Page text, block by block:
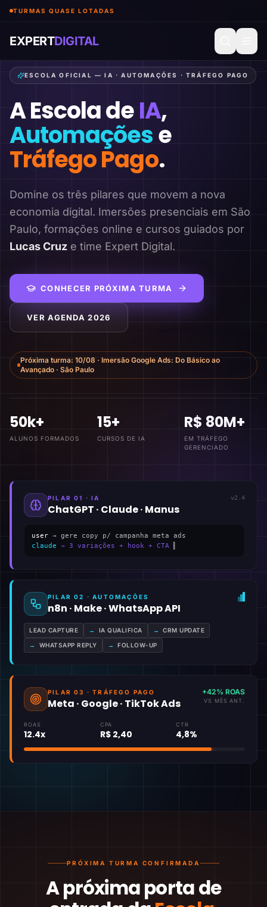
TURMAS QUASE LOTADAS
EXPERTDIGITAL
ESCOLA OFICIAL — IA · AUTOMAÇÕES · TRÁFEGO PAGO
A Escola deIA,
Automaçõese
Tráfego Pago.
Domine os três pilares que movem a nova
economia digital. Imersões presenciais em São
Paulo, formações online e cursos guiados por
Lucas Cruz e time Expert Digital.
CONHECER PRÓXIMA TURMA
VER AGENDA 2026
Próxima turma: 10/08 · Imersão Google Ads: Do Básico ao
Avançado · São Paulo
50k+
ALUNOS FORMADOS
15+
CURSOS DE IA
R$ 80M+
EM TRÁFEGO
GERENCIADO
PILAR 01 · IA
ChatGPT · Claude · Manus
v2.4
user → gere copy p/ campanha meta ads
claude → 3 variações + hook + CTA
PILAR 02 · AUTOMAÇÕES
n8n · Make · WhatsApp API
LEAD CAPTURE → IA QUALIFICA → CRM UPDATE
→ WHATSAPP REPLY → FOLLOW-UP
PILAR 03 · TRÁFEGO PAGO
Meta · Google · TikTok Ads
+42% ROAS
VS MÊS ANT.
ROAS
12.4x
CPA
R$ 2,40
CTR
4,8%
PRÓXIMA TURMA CONFIRMADA
A próxima porta de